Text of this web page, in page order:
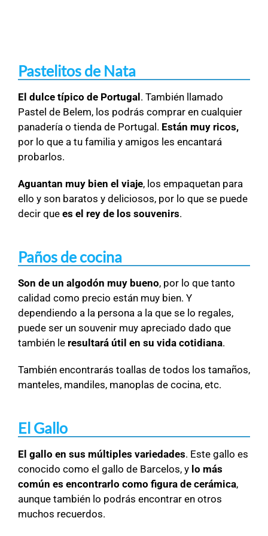
Pastelitos de Nata
El dulce típico de Portugal . También llamado
Pastel de Belem, los podrás comprar en cualquier
panadería o tienda de Portugal. Están muy ricos,
por lo que a tu familia y amigos les encantará
probarlos.
Aguantan muy bien el viaje, los empaquetan para
ello y son baratos y deliciosos, por lo que se puede
decir que es el rey de los souvenirs.
Paños de cocina
Son de un algodón muy bueno, por lo que tanto
calidad como precio están muy bien. Y
dependiendo a la persona a la que se lo regales,
puede ser un souvenir muy apreciado dado que
también le resultará útil en su vida cotidiana.
También encontrarás toallas de todos los tamaños,
manteles, mandiles, manoplas de cocina, etc.
El Gallo
El gallo en sus múltiples variedades. Este gallo es
conocido como el gallo de Barcelos, y lo más
común es encontrarlo como figura de cerámica,
aunque también lo podrás encontrar en otros
muchos recuerdos.